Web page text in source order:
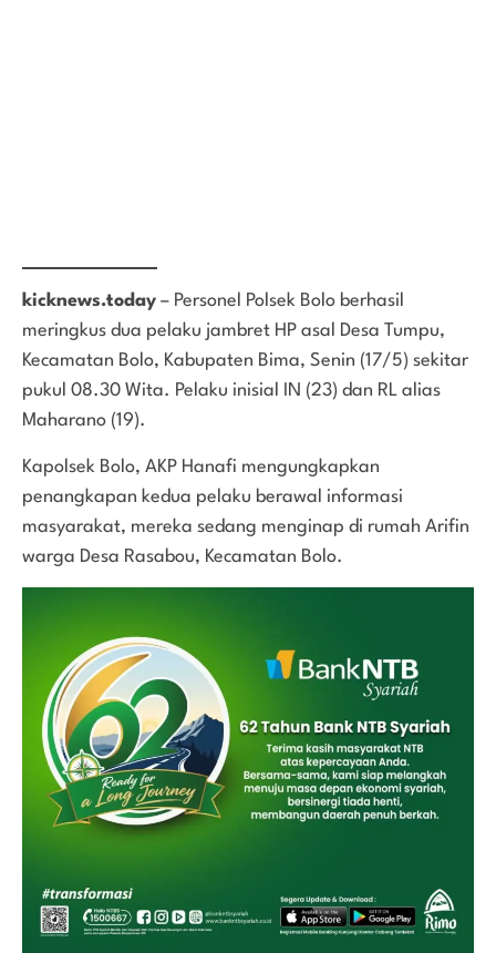
kicknews.today – Personel Polsek Bolo berhasil
meringkus dua pelaku jambret HP asal Desa Tumpu,
Kecamatan Bolo, Kabupaten Bima, Senin (17/5) sekitar
pukul 08.30 Wita. Pelaku inisial IN (23) dan RL alias
Maharano (19).
Kapolsek Bolo, AKP Hanafi mengungkapkan
penangkapan kedua pelaku berawal informasi
masyarakat, mereka sedang menginap di rumah Arifin
warga Desa Rasabou, Kecamatan Bolo.